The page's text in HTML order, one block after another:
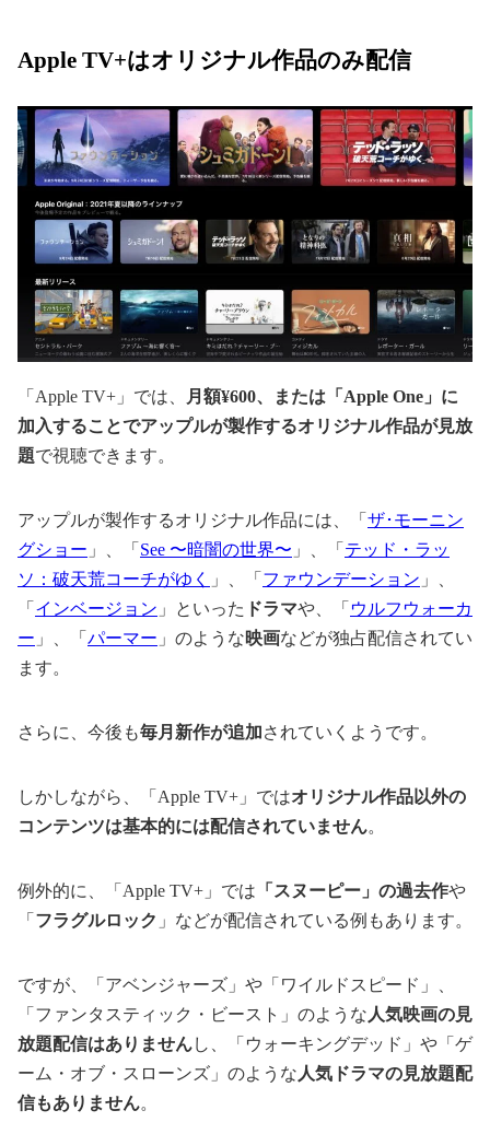
Apple TV+はオリジナル作品のみ配信
「Apple TV+」では、
月額¥600、または「Apple One」に
加入することでアップルが製作するオリジナル作品が見放
題で視聴できます。
アップルが製作するオリジナル作品には、「 ザ･モーニン
グショー 」、「 See 〜暗闇の世界〜 」、「 テッド・ラッ
ソ：破天荒コーチがゆく
」、「 ファウンデーション 」、
「 インベージョン 」といった ドラマや、「 ウルフウォーカ
ー 」、「 パーマー 」のような映画などが独占配信されてい
ます。
さらに、今後も毎月新作が追加されていくようです。
しかしながら、「Apple TV+」ではオリジナル作品以外の
コンテンツは基本的には配信されていません。
例外的に、「Apple TV+」では 「スヌーピー」の過去作や
「 フラグルロック 」などが配信されている例もあります。
ですが、「アベンジャーズ」や「ワイルドスピード」、
「ファンタスティック・ビースト」のような 人気映画の見
放題配信はありませんし、「ウォーキングデッド」や「ゲ
ーム・オブ・スローンズ」のような 人気ドラマの見放題配
信もありません。